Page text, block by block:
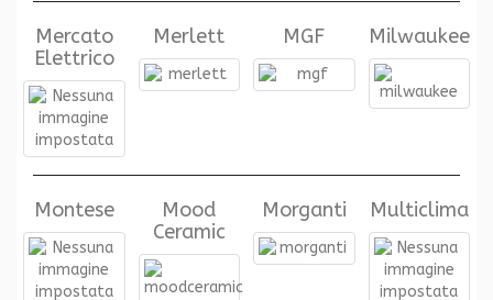
Mercato
Elettrico
Merlett MGF Milwaukee
Montese
Mood
Ceramic
Morganti Multiclima